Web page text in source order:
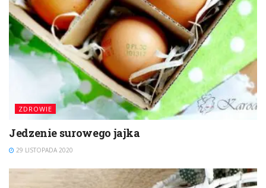
ZDROWIE
Jedzenie surowego jajka
29 LISTOPADA 2020